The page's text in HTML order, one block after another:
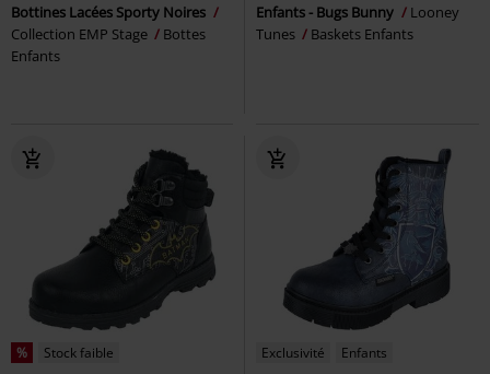
Bottines Lacées Sporty Noires
Collection EMP Stage
Bottes
Enfants
Enfants - Bugs Bunny
Looney
Tunes
Baskets Enfants
% Stock faible Exclusivité Enfants